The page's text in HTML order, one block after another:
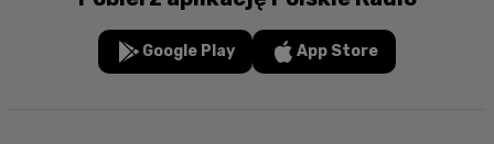
Google Play App Store